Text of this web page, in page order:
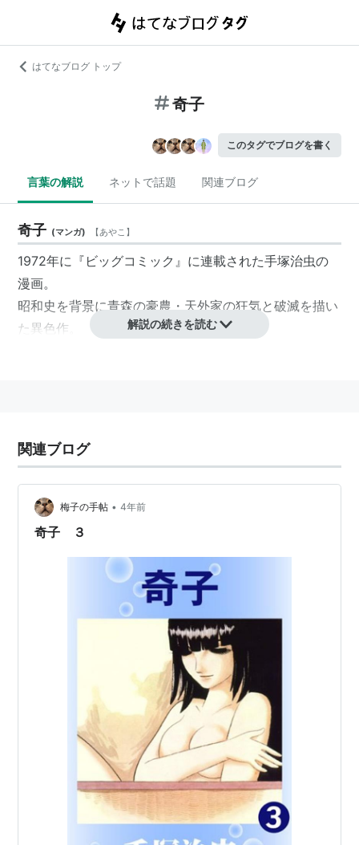
はてなブログ トップ
奇子
このタグでブログを書く
言葉の解説 ネットで話題 関連ブログ
奇子 (マンガ) 【あやこ 】
1972年に『ビッグコミック』に連載された手塚治虫の
漫画。
昭和史を背景に青森の豪農・天外家の狂気と破滅を描い
た異色作。
ASIN:4886533116
講談社 手塚治虫漫画全集
ASIN:4061087975
ASIN:4061087991
角川書店 ハードカバー
ASIN:4041851297
ASIN:4041851319
解説の続きを読む
関連ブログ
梅子の手帖 • 4年前
奇子 ３